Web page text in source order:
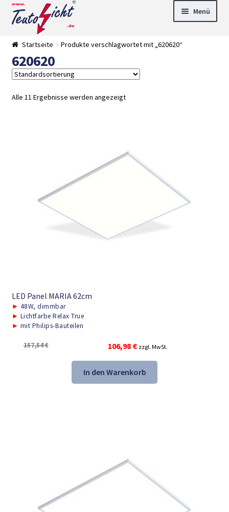
Zur
Navigation
springen
Springe
zum
Menü
►
Startseite Produkte verschlagwortet mit „620620“
620620
Alle 11 Ergebnisse werden angezeigt
LED Panel MARIA 62cm
► 48W, dimmbar
► Lichtfarbe Relax True
► mit Philips-Bauteilen
157,54€
Ursprünglicher
Preis
war:
157,54 €
106,98 €Aktueller
Preis
ist:
106,98 €.
zzgl. MwSt.
In den Warenkorb